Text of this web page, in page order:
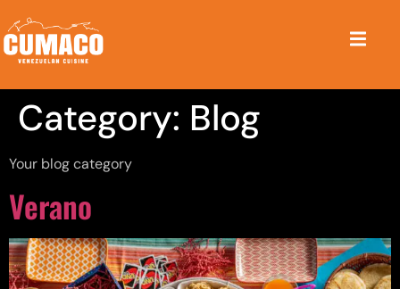
Category: Blog
Your blog category
Verano